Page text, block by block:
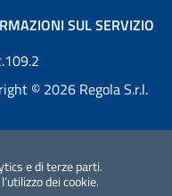
SUL SERVIZIO
© 2026 Regola S.r.l.
e di terze parti.
dei cookie.